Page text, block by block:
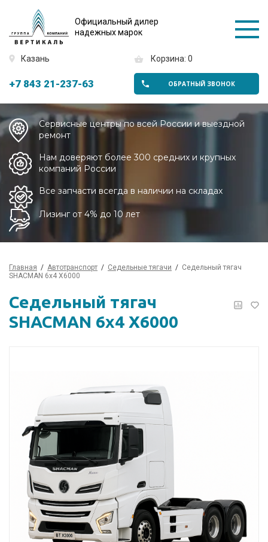
Официальный дилер
надежных марок
Казань Корзина: 0
+7 843 21-237-63 ОБРАТНЫЙ ЗВОНОК
Сервисные центры по всей России и выездной
ремонт
Нам доверяют более 300 средних и крупных
компаний России
Все запчасти всегда в наличии на складах
Лизинг от 4% до 10 лет
Главная Автотранспорт Седельные тягачи
Седельный тягач
SHACMAN 6х4 X6000
Седельный тягач
SHACMAN 6х4 X6000